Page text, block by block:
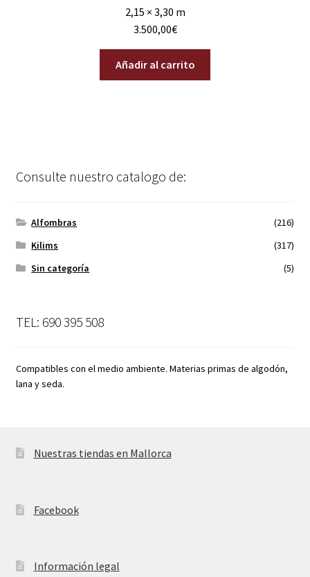
2,15 × 3,30 m
3.500,00€
Añadir al carrito
Consulte nuestro catalogo de:
Alfombras
(216)
Kilims
(317)
Sin categoría
(5)
TEL: 690 395 508
Compatibles con el medio ambiente. Materias primas de algodón,
lana y seda.
Nuestras tiendas en Mallorca
Facebook
Información legal